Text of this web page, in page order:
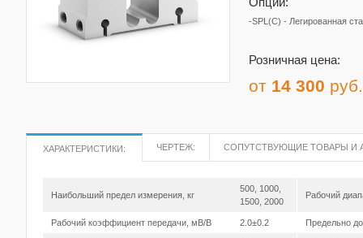
-SPL(C) - Легированная
Розничная цена:
от 14 300 руб.
ХАРАКТЕРИСТИКИ: ЧЕРТЕЖ: СОПУТСТВУЮЩИЕ ТОВАРЫ И
Наибольший предел измерения, кг
500, 1000,
1500, 2000
Рабочий
Рабочий коэффициент передачи, мВ/В 2.0±0.2 Предельно